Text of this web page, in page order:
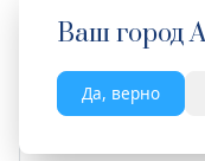
Ваш город
Да, верно
Весь сайт